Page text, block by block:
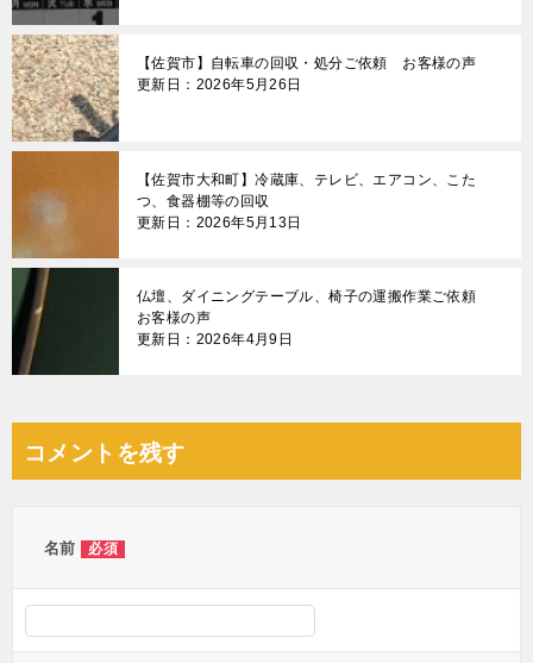
【佐賀市】自転車の回収・処分ご依頼 お客様の声
更新日：2026年5月26日
【佐賀市大和町】冷蔵庫、テレビ、エアコン、こた
つ、食器棚等の回収
更新日：2026年5月13日
仏壇、ダイニングテーブル、椅子の運搬作業ご依頼
お客様の声
更新日：2026年4月9日
コメントを残す
名前 必須